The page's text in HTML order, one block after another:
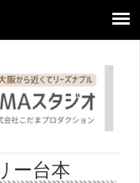
ー台本